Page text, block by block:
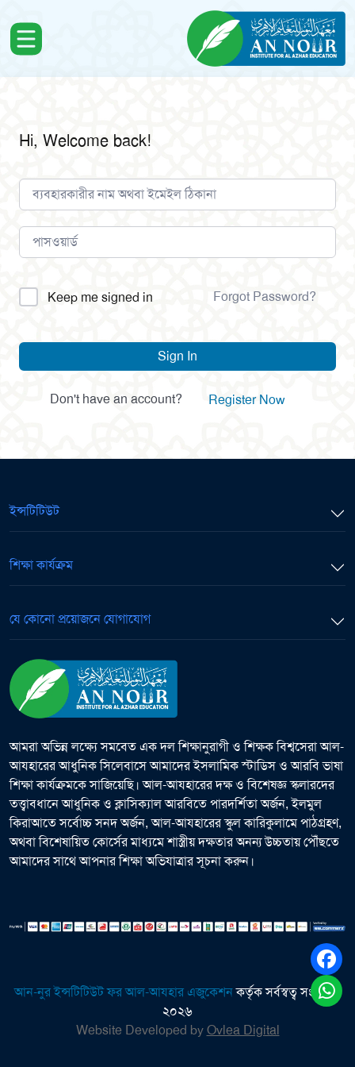
Hi, Welcome back!
Alternative:
Keep me signed in Forgot Password?
Sign In
Don't have an account? Register Now
ইন্সটিটিউট
শিক্ষা কার্যক্রম
যে কোনো প্রয়োজনে যোগাযোগ
আমরা অভিন্ন লক্ষ্যে সমবেত এক দল শিক্ষানুরাগী ও শিক্ষক বিশ্বসেরা আল-
আযহারের আধুনিক সিলেবাসে আমাদের ইসলামিক স্টাডিস ও আরবি ভাষা
শিক্ষা কার্যক্রমকে সাজিয়েছি। আল-আযহারের দক্ষ ও বিশেষজ্ঞ স্কলারদের
তত্ত্বাবধানে আধুনিক ও ক্লাসিক্যাল আরবিতে পারদর্শিতা অর্জন, ইলমুল
কিরাআতে সর্বোচ্চ সনদ অর্জন, আল-আযহারের স্কুল কারিকুলামে পাঠগ্রহণ,
অথবা বিশেষায়িত কোর্সের মাধ্যমে শাস্ত্রীয় দক্ষতার অনন্য উচ্চতায় পৌঁছতে
আমাদের সাথে আপনার শিক্ষা অভিযাত্রার সূচনা করুন।
আন-নুর ইন্সটিটিউট ফর আল-আযহার এজুকেশনকর্তৃক সর্বস্বত্ব সংরক্ষিত
২০২৬
Website Developed byOvlea Digital